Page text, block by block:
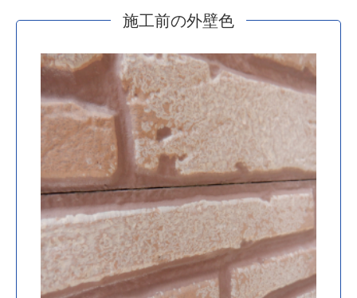
施工前の外壁色